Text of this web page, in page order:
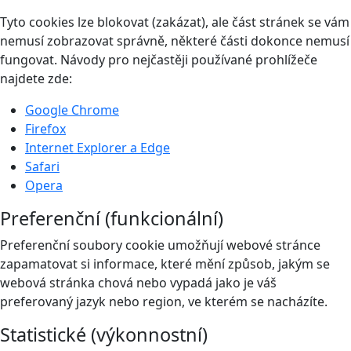
Tyto cookies lze blokovat (zakázat), ale část stránek se vám
nemusí zobrazovat správně, některé části dokonce nemusí
fungovat. Návody pro nejčastěji používané prohlížeče
najdete zde:
Google Chrome
Firefox
Internet Explorer a Edge
Safari
Opera
Preferenční (funkcionální)
Preferenční soubory cookie umožňují webové stránce
zapamatovat si informace, které mění způsob, jakým se
webová stránka chová nebo vypadá jako je váš
preferovaný jazyk nebo region, ve kterém se nacházíte.
Statistické (výkonnostní)